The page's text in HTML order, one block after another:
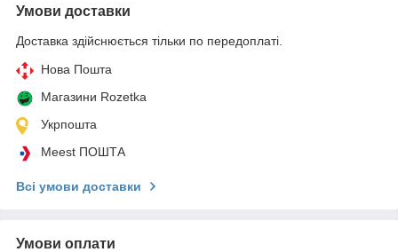
Умови доставки
Доставка здійснюється тільки по передоплаті.
Нова Пошта
Магазини Rozetka
Укрпошта
Meest ПОШТА
Всі умови доставки
Умови оплати